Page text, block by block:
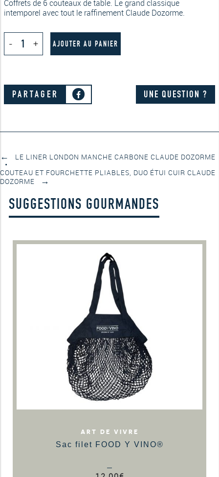
Coffrets de 6 couteaux de table. Le grand classique
intemporel avec tout le raffinement Claude Dozorme.
-
quantité
de
crème
Claude
Dozorme
+ AJOUTER AU PANIER
PARTAGER UNE QUESTION ?
COUTEAU ET FOURCHETTE PLIABLES, DUO ÉTUI CUIR CLAUDE
DOZORME
→
← LE LINER LONDON MANCHE CARBONE CLAUDE DOZORME
SUGGESTIONS GOURMANDES
ART DE VIVRE
Sac filet FOOD Y VINO®